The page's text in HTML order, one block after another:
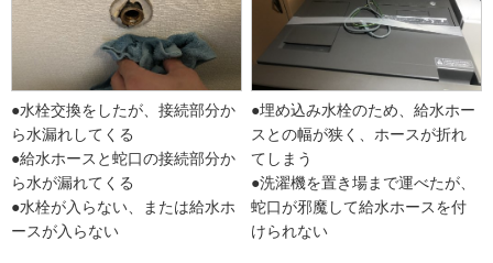
●水栓交換をしたが、接続部分か
ら水漏れしてくる
●給水ホースと蛇口の接続部分か
ら水が漏れてくる
●水栓が入らない、または給水ホ
ースが入らない
●埋め込み水栓のため、給水ホー
スとの幅が狭く、ホースが折れ
てしまう
●洗濯機を置き場まで運べたが、
蛇口が邪魔して給水ホースを付
けられない